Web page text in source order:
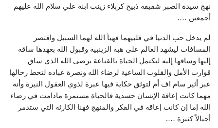
نهج سيدة الصبر شقيقة ذبيح كربلاء زينب ابنة علي سلام الله عليهم
أجمعين ….
لم يدخل حب الدنيا في قلبيهما فهيأ الله لهما السبيل واقتصر
المسافات ليشهد العالم على هبة الزينبية وقبول الله بعهدها ساقه
إليها وساقها إليه لتكتمل الحياة بالقناعة برضى الله الذي ساق
قوارب الأمل والقلوب الساعية لرضاء الله ونصرة عباده لتحط رحالها
عبر أثير سام اف أم لتوثق حكاية فيها عبرة لذوي العقول النيرة وأنه
مهما كانت إعاقة الإنسان جسدية فالحياة مستمرة مادامت في رضاء
الله إما إن كانت إعاقة في الفكر والمنهج فهنا الكارثة التي ستدمر
أجيالاً كثيرة ….